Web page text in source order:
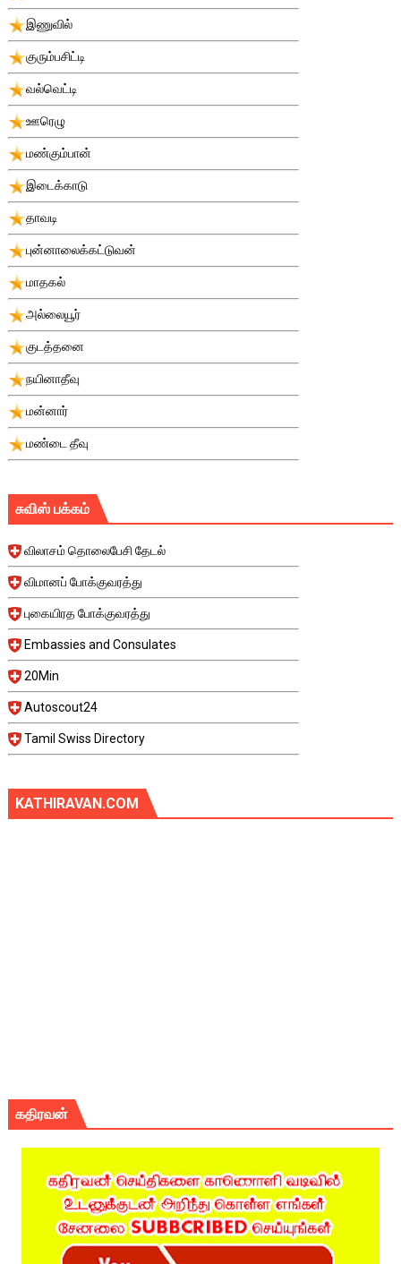
இணுவில்
குரும்பசிட்டி
வல்வெட்டி
ஊரெழு
மண்கும்பான்
இடைக்காடு
தாவடி
புன்னாலைக்கட்டுவன்
மாதகல்
அல்லையூர்
குடத்தனை
நயினாதீவு
மன்னார்
மண்டை தீவு
சுவிஸ் பக்கம்
விலாசம் தொலைபேசி தேடல்
விமானப் போக்குவரத்து
புகையிரத போக்குவரத்து
Embassies and Consulates
20Min
Autoscout24
Tamil Swiss Directory
KATHIRAVAN.COM
கதிரவன்